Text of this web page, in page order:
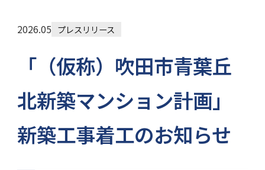
2026.05 プレスリリース
「（仮称）吹⽥市⻘葉丘
北新築マンション計画」
新築工事着工のお知らせ